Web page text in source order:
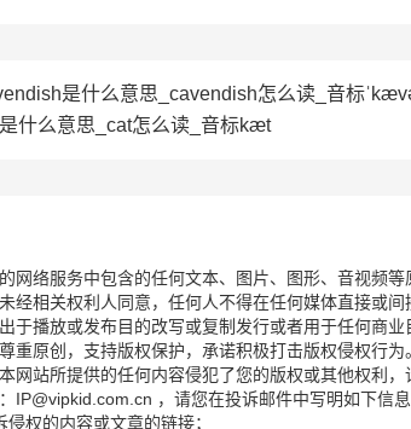
是什么意思_cavendish怎么读_音标
什么意思_cat怎么读_音标kæt
网络服务中包含的任何文本、图片、图形、音视频
经相关权利人同意，任何人不得在任何媒体直接或间
于播放或发布目的改写或复制发行或者用于任何商业
重原创，支持版权保护，承诺积极打击版权侵权行为。
网站所提供的任何内容侵犯了您的版权或其他权利，
IP@vipkid.com.cn ，请您在投诉邮件中写明如下信息
侵权的内容或文章的链接；